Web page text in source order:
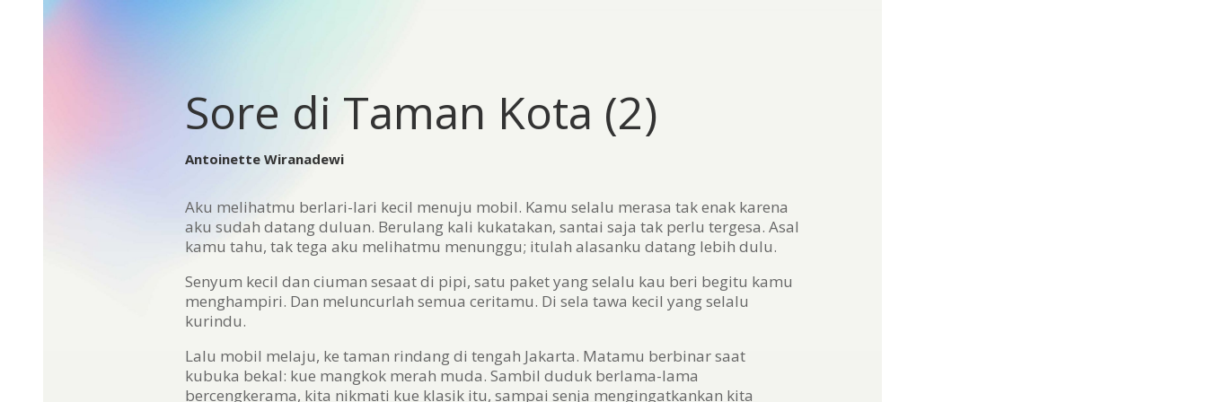
Sore di Taman Kota (2)
Antoinette Wiranadewi
Aku melihatmu berlari-lari kecil menuju mobil. Kamu selalu merasa tak enak karena
aku sudah datang duluan. Berulang kali kukatakan, santai saja tak perlu tergesa. Asal
kamu tahu, tak tega aku melihatmu menunggu; itulah alasanku datang lebih dulu.
Senyum kecil dan ciuman sesaat di pipi, satu paket yang selalu kau beri begitu kamu
menghampiri. Dan meluncurlah semua ceritamu. Di sela tawa kecil yang selalu
kurindu.
Lalu mobil melaju, ke taman rindang di tengah Jakarta. Matamu berbinar saat
kubuka bekal: kue mangkok merah muda. Sambil duduk berlama-lama
bercengkerama, kita nikmati kue klasik itu, sampai senja mengingatkankan kita